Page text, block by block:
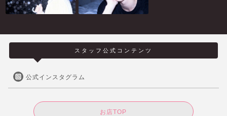
スタッフ公式コンテンツ
公式インスタグラム
お店TOP